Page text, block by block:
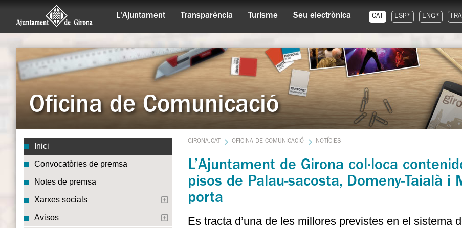
L'Ajuntament Transparència Turisme Seu electrònica CAT ESP* ENG*
Oficina de Comunicació
Inici
Convocatòries de premsa
Notes de premsa
Xarxes socials
Avisos
GIRONA.CAT OFICINA DE COMUNICACIÓ NOTÍCIES
L’Ajuntament de Girona col·loca
pisos de Palau-sacosta, Domeny-Taialà
porta
Es tracta d’una de les millores previstes en el sistema